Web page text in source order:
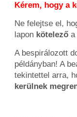
Kérem, hogy a
Ne felejtse el,
lapon kötelező a
A bespirálozott
példányban! A
tekintettel arra,
kerülnek